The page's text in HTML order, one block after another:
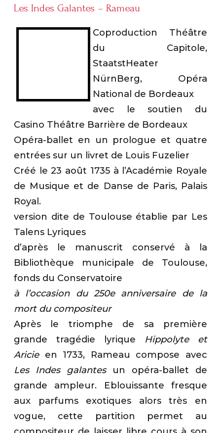
Les Indes Galantes – Rameau
Coproduction Théâtre
du Capitole,
StaatstHeater
NürnBerg, Opéra
National de Bordeaux
avec le soutien du
Casino Théâtre Barrière de Bordeaux
Opéra-ballet en un prologue et quatre
entrées sur un livret de Louis Fuzelier
Créé le 23 août 1735 à l’Académie Royale
de Musique et de Danse de Paris, Palais
Royal.
version dite de Toulouse établie par Les
Talens Lyriques
d’après le manuscrit conservé à la
Bibliothèque municipale de Toulouse,
fonds du Conservatoire
à l’occasion du 250e anniversaire de la
mort du compositeur
Après le triomphe de sa première
grande tragédie lyrique Hippolyte et
Aricieen 1733, Rameau compose avec
Les Indes galantesun opéra-ballet de
grande ampleur. Eblouissante fresque
aux parfums exotiques alors très en
vogue, cette partition permet au